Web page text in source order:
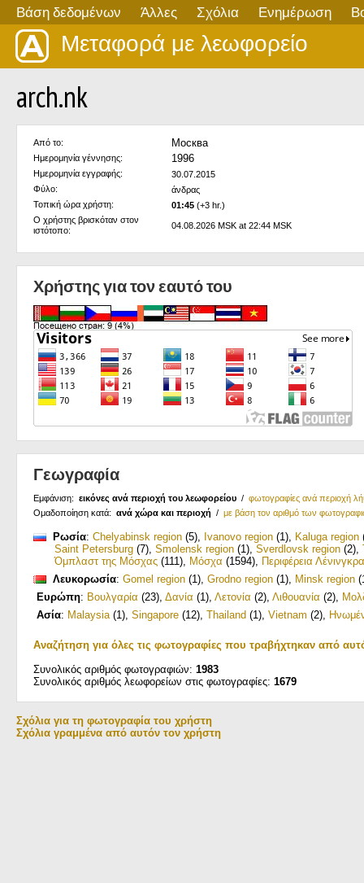
Βάση δεδομένων Άλλες Σχόλια Ενημέρωση
Μεταφορά με λεωφορείο
arch.nk
Από το: Москва
Ημερομηνία γέννησης: 1996
Ημερομηνία εγγραφής:
30.07.2015
Φύλο:
άνδρας
Τοπική ώρα χρήστη:
01:45 (+3 hr.)
Ο χρήστης βρισκόταν στον
ιστότοπο:
04.08.2026 MSK at 22:44 MSK
Χρήστης για τον εαυτό του
Γεωγραφία
Εμφάνιση: εικόνες ανά περιοχή του λεωφορείου / φωτογραφίες ανά περιοχή
Ομαδοποίηση κατά: ανά χώρα και περιοχή / με βάση τον αριθμό των
Ρωσία: Chelyabinsk region (5), Ivanovo region (1), Kaluga region
Saint Petersburg (7), Smolensk region (1), Sverdlovsk region (2),
Όμπλαστ της Μόσχας (111), Μόσχα (1594), Περιφέρεια
Λευκορωσία: Gomel region (1), Grodno region (1), Minsk region
Ευρώπη: Βουλγαρία (23), Δανία (1), Λετονία (2), Λιθουανία (2),
Ασία: Malaysia(1), Singapore (12), Thailand (1), Vietnam (2),
Αναζήτηση για όλες τις φωτογραφίες που τραβήχτηκαν από
Συνολικός αριθμός φωτογραφιών: 1983
Συνολικός αριθμός λεωφορείων στις φωτογραφίες: 1679
Σχόλια για τη φωτογραφία του χρήστη
Σχόλια γραμμένα από αυτόν τον χρήστη